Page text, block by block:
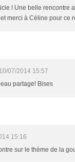
! Une belle rencontre
merci à Céline pour ce
10/07/2014 15:57
partage! Bises
15:16
sur le thème de la